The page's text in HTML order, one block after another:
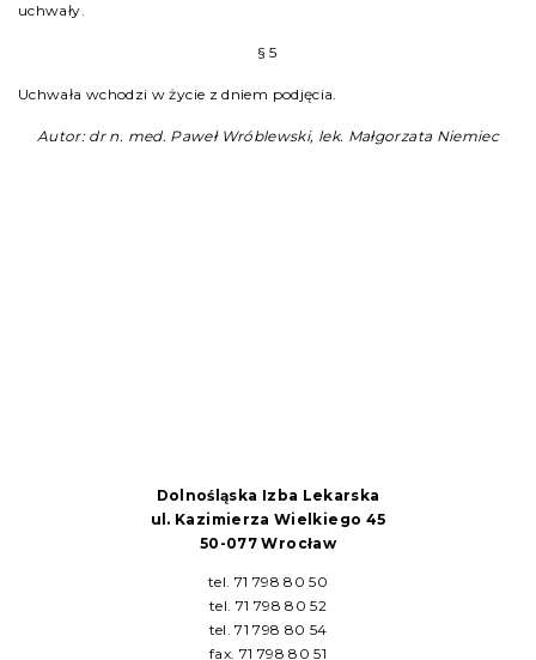
uchwały.
§ 5
Uchwała wchodzi w życie z dniem podjęcia.
Autor: dr n. med. Paweł Wróblewski, lek. Małgorzata Niemiec
Dolnośląska Izba Lekarska
ul. Kazimierza Wielkiego 45
50-077 Wrocław
tel. 71 798 80 50
tel. 71 798 80 52
tel. 71 798 80 54
fax. 71 798 80 51